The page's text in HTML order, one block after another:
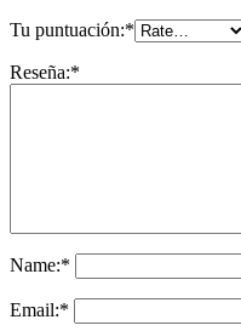
Tu puntuación:*
Reseña:*
Name:*
Email:*